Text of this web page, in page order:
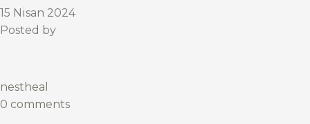
15 Nisan 2024
Posted by
nestheal
0 comments